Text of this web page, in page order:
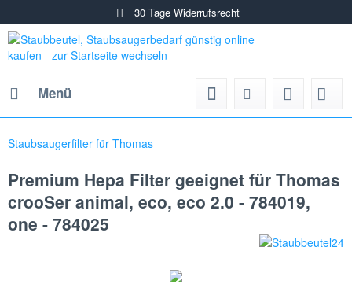
30 Tage Widerrufsrecht
Menü
Staubsaugerfilter für Thomas
Premium Hepa Filter geeignet für Thomas
crooSer animal, eco, eco 2.0 - 784019,
one - 784025